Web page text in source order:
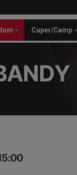
Cuper/Camp